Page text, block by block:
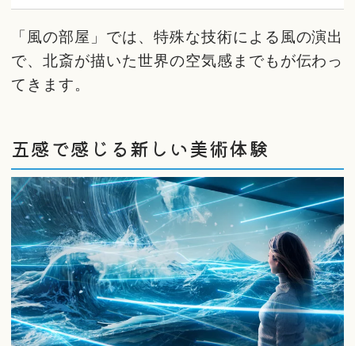
「風の部屋」では、特殊な技術による風の演出
で、北斎が描いた世界の空気感までもが伝わっ
てきます。
五感で感じる新しい美術体験